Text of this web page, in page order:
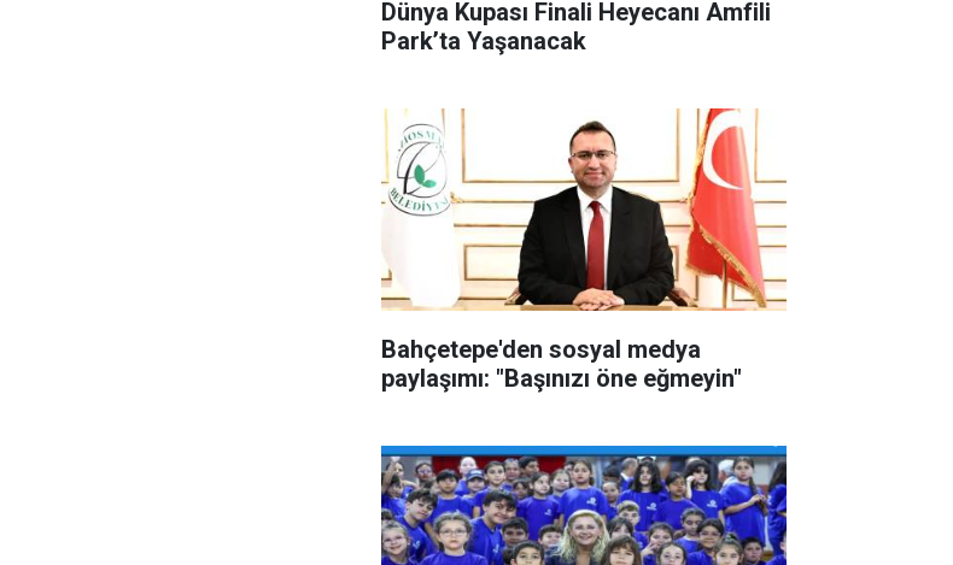
Dünya Kupası Finali Heyecanı Amfili
Park’ta Yaşanacak
Bahçetepe'den sosyal medya
paylaşımı: "Başınızı öne eğmeyin"